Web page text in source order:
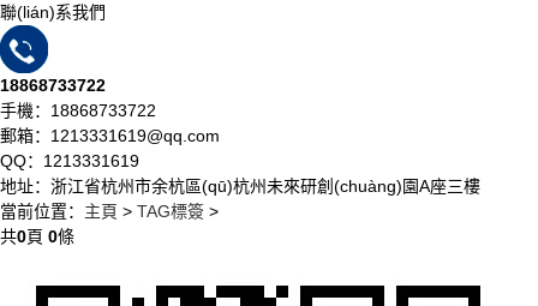
聯(lián)系我們
18868733722
手機：18868733722
郵箱：1213331619@qq.com
QQ：1213331619
地址：浙江省杭州市余杭區(qū)杭州未來研創(chuàng)園A座三樓
當前位置： 主頁 > TAG標簽 >
共0頁 0條